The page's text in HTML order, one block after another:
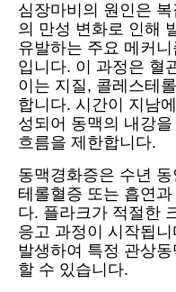
심장마비의 원인은
의 만성 변화로 인해
유발하는 주요 메커
입니다. 이 과정은 혈
이는 지질, 콜레스테
합니다. 시간이 지남
성되어 동맥의 내강
흐름을 제한합니다.
동맥경화증은 수년
테롤혈증 또는 흡연
다. 플라크가 적절한
응고 과정이 시작됩
발생하여 특정 관상
할 수 있습니다.